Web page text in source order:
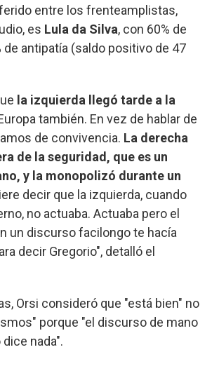
entre los frenteamplistas,
es Lula da Silva, con 60% de
de antipatía (saldo positivo de 47
la izquierda llegó tarde a la
también. En vez de hablar de
de convivencia. La derecha
de la seguridad, que es un
y la monopolizó durante un
decir que la izquierda, cuando
no actuaba. Actuaba pero el
un discurso facilongo te hacía
decir Gregorio", detalló el
Orsi consideró que "está bien" no
porque "el discurso de mano
nada".